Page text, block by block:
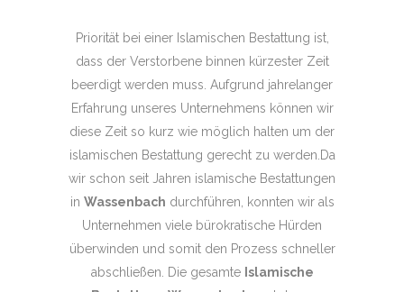
Priorität bei einer Islamischen Bestattung ist,
dass der Verstorbene binnen kürzester Zeit
beerdigt werden muss. Aufgrund jahrelanger
Erfahrung unseres Unternehmens können wir
diese Zeit so kurz wie möglich halten um der
islamischen Bestattung gerecht zu werden.Da
wir schon seit Jahren islamische Bestattungen
in Wassenbach durchführen, konnten wir als
Unternehmen viele bürokratische Hürden
überwinden und somit den Prozess schneller
abschließen. Die gesamte Islamische